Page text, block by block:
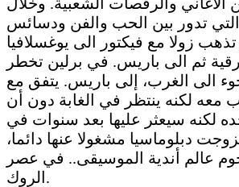
التي تدور بين الحب والفن ودسائس
زولا مع فيكتور الى يوغسلافيا
ثم الى باريس. في برلين تخطر
الى الغرب، إلى باريس. يتفق مع
معه لكنه ينتظر في الغابة دون أن
لكنه سيعثر عليها بعد سنوات في
دبلوماسيا مشغولا عنها دائما،
عالم أندية الموسيقى.. في عصر
الروك.